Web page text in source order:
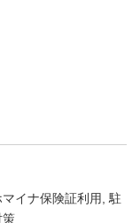
イナ保険証利用
駐
策